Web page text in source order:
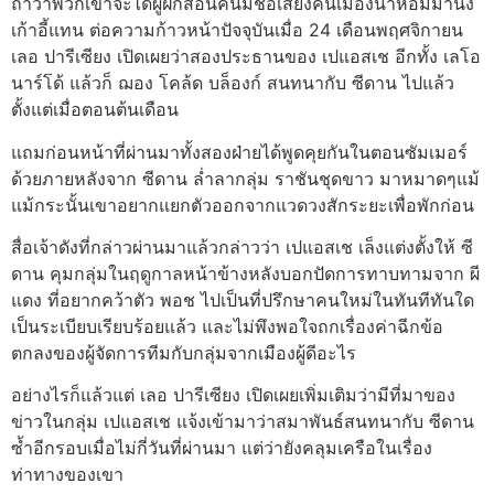
เก้าอี้แทน ต่อความก้าวหน้าปัจจุบันเมื่อ 24 เดือนพฤศจิกายน
เลอ ปารีเซียง เปิดเผยว่าสองประธานของ เปแอสเช อีกทั้ง เลโอ
นาร์โด้ แล้วก็ ฌอง โคล้ด บล็องก์ สนทนากับ ซีดาน ไปแล้ว
ตั้งแต่เมื่อตอนต้นเดือน
แถมก่อนหน้าที่ผ่านมาทั้งสองฝ่ายได้พูดคุยกันในตอนซัมเมอร์
ด้วยภายหลังจาก ซีดาน ล่ำลากลุ่ม ราชันชุดขาว มาหมาดๆแม้
แม้กระนั้นเขาอยากแยกตัวออกจากแวดวงสักระยะเพื่อพักก่อน
สื่อเจ้าดังที่กล่าวผ่านมาแล้วกล่าวว่า เปแอสเช เล็งแต่งตั้งให้ ซี
ดาน คุมกลุ่มในฤดูกาลหน้าข้างหลังบอกปัดการทาบทามจาก ผี
แดง ที่อยากคว้าตัว พอช ไปเป็นที่ปรึกษาคนใหม่ในทันทีทันใด
เป็นระเบียบเรียบร้อยแล้ว และไม่พึงพอใจถกเรื่องค่าฉีกข้อ
ตกลงของผู้จัดการทีมกับกลุ่มจากเมืองผู้ดีอะไร
อย่างไรก็แล้วแต่ เลอ ปารีเซียง เปิดเผยเพิ่มเติมว่ามีที่มาของ
ข่าวในกลุ่ม เปแอสเช แจ้งเข้ามาว่าสมาพันธ์สนทนากับ ซีดาน
ซ้ำอีกรอบเมื่อไม่กี่วันที่ผ่านมา แต่ว่ายังคลุมเครือในเรื่อง
ท่าทางของเขา